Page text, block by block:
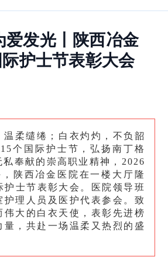
爱发光丨陕西冶金
际护士节表彰大会
温柔缱绻；白衣灼灼，不负韶
个国际护士节，弘扬南丁格
私奉献的崇高职业精神，2026
陕西冶金医院在一楼大厅隆
护士节表彰大会。医院领导班
护理人员及医护代表参会。致
伟大的白衣天使，表彰先进榜
量，共赴一场温柔又热烈的盛